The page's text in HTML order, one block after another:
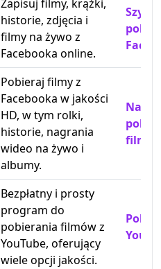
Zapisuj filmy, krążki,
historie, zdjęcia i
filmy na żywo z
Facebooka online.
Pobieraj filmy z
Facebooka w jakości
HD, w tym rolki,
historie, nagrania
wideo na żywo i
albumy.
Bezpłatny i prosty
program do
pobierania filmów z
YouTube, oferujący
wiele opcji jakości.